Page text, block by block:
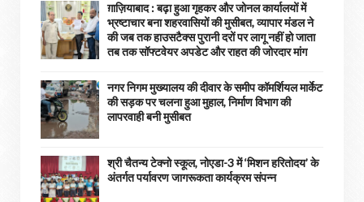
ग़ाज़ियाबाद : बढ़ा हुआ गृहकर और जोनल कार्यालयों में
भ्रष्टाचार बना शहरवासियों की मुसीबत, व्यापार मंडल ने
की जब तक हाउसटैक्स पुरानी दरों पर लागू नहीं हो जाता
तब तक सॉफ्टवेयर अपडेट और राहत की जोरदार मांग
नगर निगम मुख्यालय की दीवार के समीप कॉमर्शियल मार्केट
की सड़क पर चलना हुआ मुहाल, निर्माण विभाग की
लापरवाही बनी मुसीबत
श्री चैतन्य टेक्नो स्कूल, नोएडा-3 में ‘मिशन हरितोदय’ के
अंतर्गत पर्यावरण जागरूकता कार्यक्रम संपन्न